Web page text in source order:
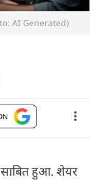
AI Generated)
साबित हुआ. शेयर